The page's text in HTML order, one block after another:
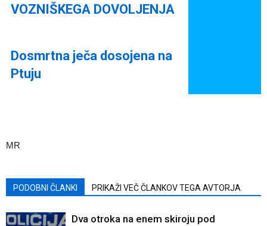
VOZNIŠKEGA DOVOLJENJA
Dosmrtna ječa dosojena na
Ptuju
MR
PODOBNI ČLANKI PRIKAŽI VEČ ČLANKOV TEGA AVTORJA
Dva otroka na enem skiroju pod